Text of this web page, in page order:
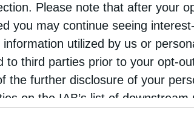
Please note that after your
you may continue seeing
information utilized by us or
to third parties prior to your opt-
the further disclosure of your
on the IAB’s list of downstream
καί πάλιν ἐσφαλμένως, διότι
Δικαστηρίων καί τῆς πρό
αἱρετικῶν ἀπόψεων τοῦ
τοῦ Ποιμενάρχου του
αὐτοῦ.